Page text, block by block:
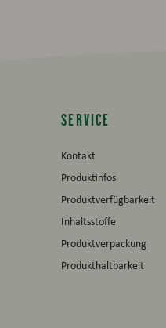
SERVICE
Kontakt
Produktinfos
Produktverfügbarkeit
Inhaltsstoffe
Produktverpackung
Produkthaltbarkeit